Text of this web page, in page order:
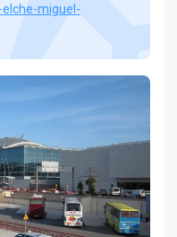
miguel-